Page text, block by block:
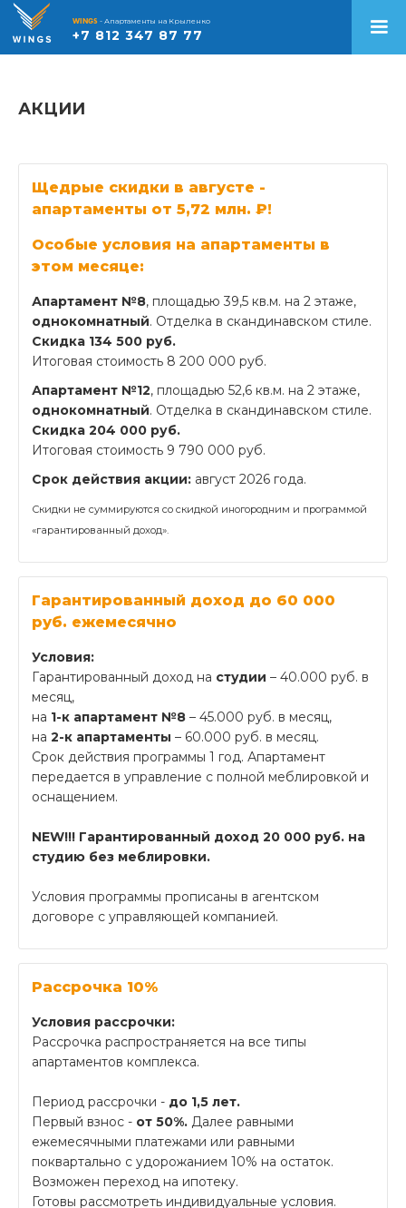
WINGS - Апартаменты на Крыленко
+7 812 347 87 77
АКЦИИ
Щедрые скидки в августе -
апартаменты от 5,72 млн. ₽!
Особые условия на апартаменты в
этом месяце:
Апартамент №8, площадью 39,5 кв.м. на 2 этаже,
однокомнатный. Отделка в скандинавском стиле.
Скидка 134 500 руб.
Итоговая стоимость 8 200 000 руб.
Апартамент №12, площадью 52,6 кв.м. на 2 этаже,
однокомнатный. Отделка в скандинавском стиле.
Скидка 204 000 руб.
Итоговая стоимость 9 790 000 руб.
Срок действия акции: август 2026 года.
Скидки не суммируются со скидкой иногородним и программой
«гарантированный доход».
Гарантированный доход до 60 000
руб. ежемесячно
Условия:
Гарантированный доход на студии – 40.000 руб. в
месяц,
на 1-к апартамент №8 – 45.000 руб. в месяц,
на 2-к апартаменты – 60.000 руб. в месяц.
Срок действия программы 1 год. Апартамент
передается в управление с полной меблировкой и
оснащением.
NEW!!! Гарантированный доход 20 000 руб. на
студию без меблировки.
Условия программы прописаны в агентском
договоре с управляющей компанией.
Рассрочка 10%
Условия рассрочки:
Рассрочка распространяется на все типы
апартаментов комплекса.
Период рассрочки - до 1,5 лет.
Первый взнос - от 50%. Далее равными
ежемесячными платежами или равными
поквартально с удорожанием 10% на остаток.
Возможен переход на ипотеку.
Готовы рассмотреть индивидуальные условия.